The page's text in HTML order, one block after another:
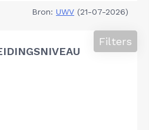
Bron: UWV (21-07-2026)
Filters